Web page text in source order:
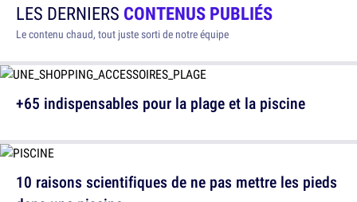
LES DERNIERS CONTENUS PUBLIÉS
Le contenu chaud, tout juste sorti de notre équipe
+65 indispensables pour la plage et la piscine
10 raisons scientifiques de ne pas mettre les pieds